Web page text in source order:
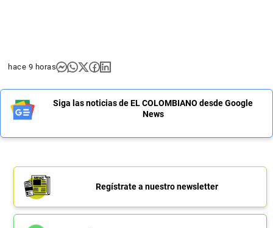
hace 9 horas
Siga las noticias de EL COLOMBIANO desde Google
News
Regístrate a nuestro newsletter